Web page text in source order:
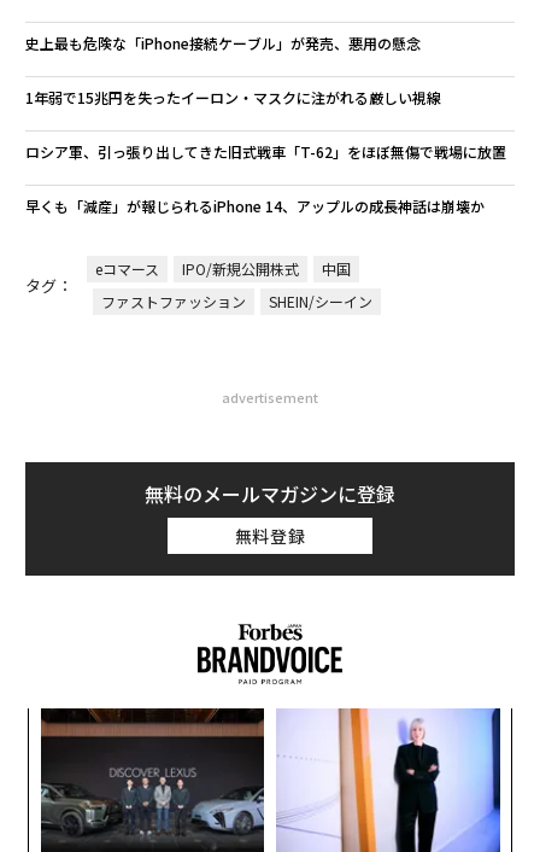
史上最も危険な「iPhone接続ケーブル」が発売、悪用の懸念
1年弱で15兆円を失ったイーロン・マスクに注がれる厳しい視線
ロシア軍、引っ張り出してきた旧式戦車「T-62」をほぼ無傷で戦場に放置
早くも「減産」が報じられるiPhone 14、アップルの成長神話は崩壊か
タグ：
eコマース IPO/新規公開株式
中国
ファストファッション
SHEIN/シーイン
advertisement
無料のメールマガジンに登録
無料登録